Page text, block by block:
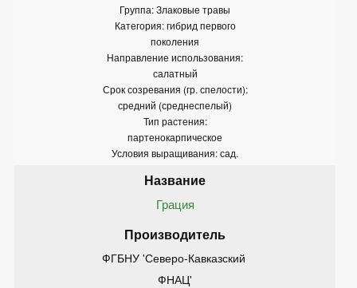
Группа: Злаковые травы
Категория: гибрид первого
поколения
Направление использования:
салатный
Срок созревания (гр. спелости):
средний (среднеспелый)
Тип растения:
партенокарпическое
Условия выращивания: сад.
Грация
ФГБНУ 'Северо-Кавказский
ФНАЦ'